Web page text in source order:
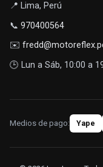
📍 Lima, Perú
📞 970400564
✉️
🕒 Lun a Sáb, 10:00 a
Medios de pago: Yape